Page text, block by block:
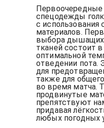
Первоочередные
спецодежды
с
материалов.
выбора дышащих
тканей состоит
оптимальной
отведении пота.
для
также для
во время матча.
продвинутые
препятствуют
придавая
любых погодных